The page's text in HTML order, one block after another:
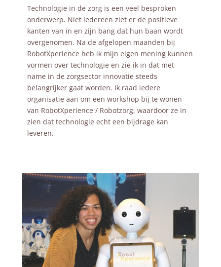
Technologie in de zorg is een veel besproken
onderwerp. Niet iedereen ziet er de positieve
kanten van in en zijn bang dat hun baan wordt
overgenomen. Na de afgelopen maanden bij
RobotXperience heb ik mijn eigen mening kunnen
vormen over technologie en zie ik in dat met
name in de zorgsector innovatie steeds
belangrijker gaat worden. Ik raad iedere
organisatie aan om een workshop bij te wonen
van RobotXperience / Robotzorg, waardoor ze in
zien dat technologie echt een bijdrage kan
leveren.